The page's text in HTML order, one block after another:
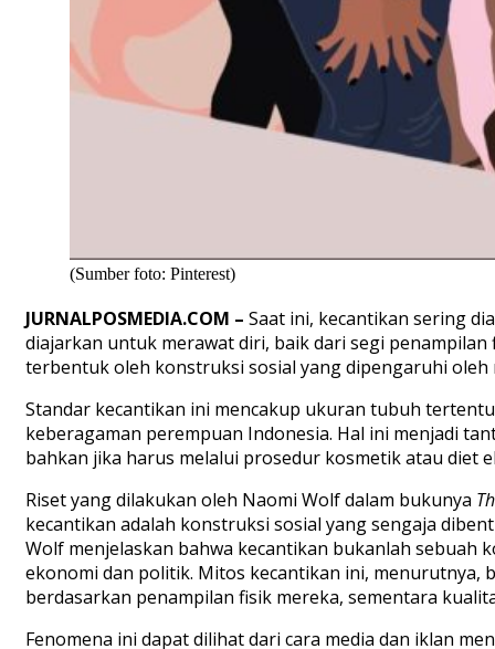
(Sumber foto: Pinterest)
JURNALPOSMEDIA.COM – Saat ini, kecantikan sering
diajarkan untuk merawat diri, baik dari segi
terbentuk oleh konstruksi sosial yang dipengaruhi oleh
Standar kecantikan ini mencakup ukuran tubuh terten
keberagaman perempuan Indonesia. Hal ini menjadi
bahkan jika harus melalui prosedur kosmetik atau diet
Riset yang dilakukan oleh Naomi Wolf dalam bukunya
kecantikan adalah konstruksi sosial yang sengaja
Wolf menjelaskan bahwa kecantikan bukanlah
ekonomi dan politik. Mitos kecantikan ini,
berdasarkan penampilan fisik mereka, sementara
Fenomena ini dapat dilihat dari cara media dan iklan